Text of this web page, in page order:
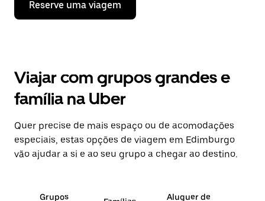
Reserve uma viagem
Viajar com grupos grandes e
família na Uber
Quer precise de mais espaço ou de acomodações
especiais, estas opções de viagem em Edimburgo
vão ajudar a si e ao seu grupo a chegar ao destino.
Grupos
Aluguer de